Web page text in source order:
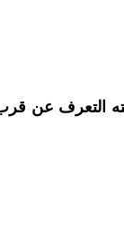
التعرف عن